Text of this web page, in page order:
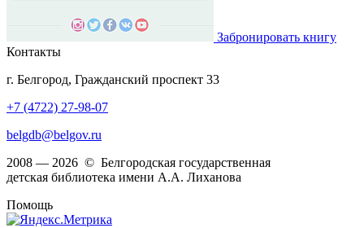
Забронировать книгу
Контакты
г. Белгород, Гражданский проспект 33
+7 (4722) 27-98-07
belgdb@belgov.ru
2008 — 2026 © Белгородская государственная
детская библиотека имени А.А. Лиханова
Помощь